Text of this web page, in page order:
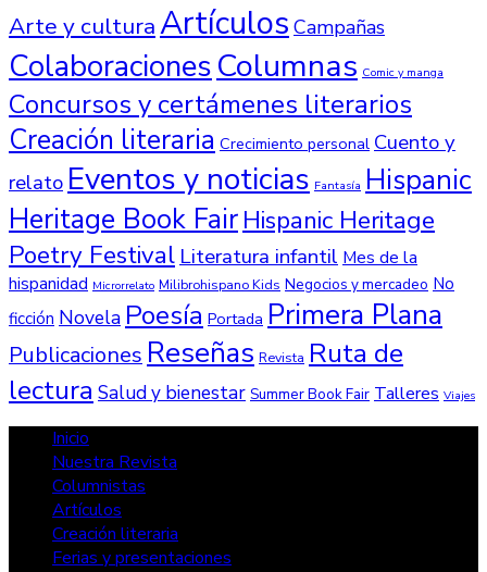
Arte y culturaArtículos Campañas
ColaboracionesColumnas Comic y manga
Concursos y certámenes literarios
Creación literaria Crecimiento personal Cuento y
relato Eventos y noticias Fantasía Hispanic
Heritage Book FairHispanic Heritage
Poetry Festival Literatura infantil Mes de la
hispanidad Microrrelato Milibrohispano Kids Negocios y mercadeo No
ficción Novela Poesía Portada Primera Plana
Publicaciones Reseñas Revista Ruta de
lectura Salud y bienestar Summer Book Fair Talleres Viajes
Inicio
Nuestra Revista
Columnistas
Artículos
Creación literaria
Ferias y presentaciones